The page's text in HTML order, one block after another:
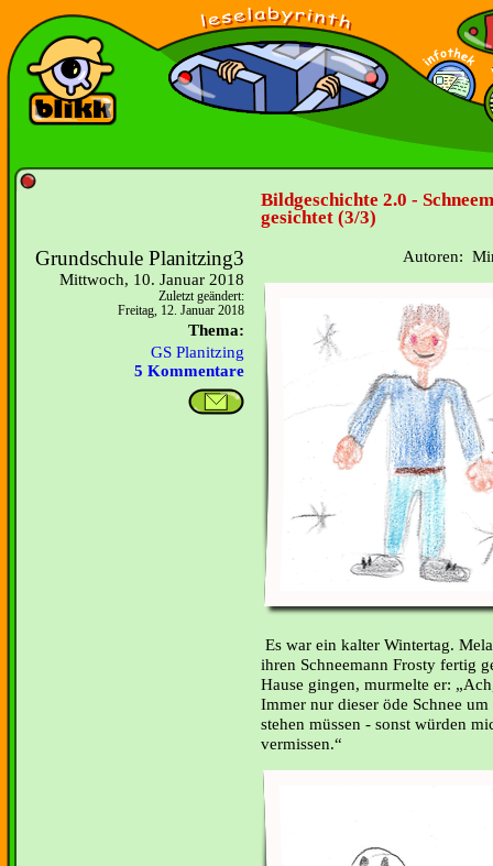
Bildgeschichte 2.0 -
gesichtet (3/3)
Grundschule Planitzing3
Mittwoch, 10. Januar 2018
Zuletzt geändert:
Freitag, 12. Januar 2018
Thema:
GS Planitzing
5 Kommentare
Autoren:
Es war ein kalter Wintertag.
ihren Schneemann Frosty fertig
Hause gingen, murmelte er:
Immer nur dieser öde Schnee
stehen müssen - sonst würden
vermissen.“